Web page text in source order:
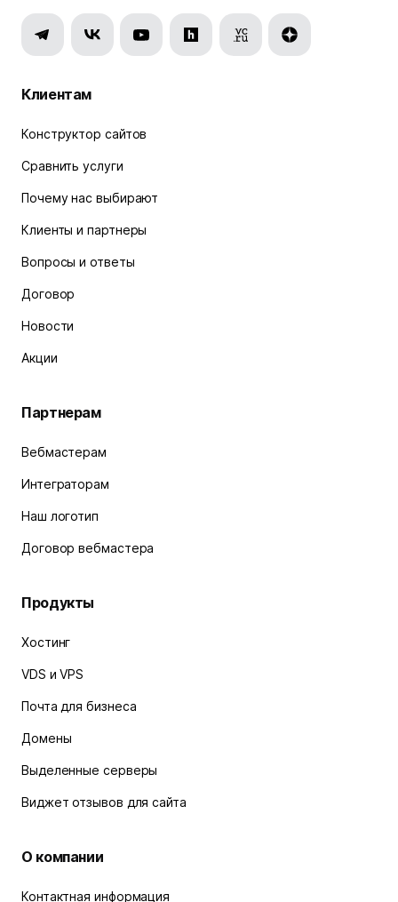
Клиентам
Конструктор сайтов
Сравнить услуги
Почему нас выбирают
Клиенты и партнеры
Вопросы и ответы
Договор
Новости
Акции
Партнерам
Вебмастерам
Интеграторам
Наш логотип
Договор вебмастера
Продукты
Хостинг
VDS и VPS
Почта для бизнеса
Домены
Выделенные серверы
Виджет отзывов для сайта
О компании
Контактная информация